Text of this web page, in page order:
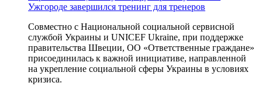
Ужгороде завершился тренинг для тренеров
Совместно с Национальной социальной сервисной
службой Украины и UNICEF Ukraine, при поддержке
правительства Швеции, ОО «Ответственные граждане»
присоединилась к важной инициативе, направленной
на укрепление социальной сферы Украины в условиях
кризиса.